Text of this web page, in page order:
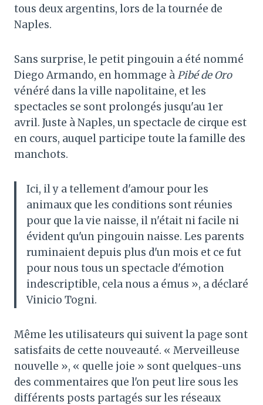
tous deux argentins, lors de la tournée de
Naples.
Sans surprise, le petit pingouin a été nommé
Diego Armando, en hommage àPibé de Oro
vénéré dans la ville napolitaine, et les
spectacles se sont prolongés jusqu'au 1er
avril. Juste à Naples, un spectacle de cirque est
en cours, auquel participe toute la famille des
manchots.
Ici, il y a tellement d'amour pour les
animaux que les conditions sont réunies
pour que la vie naisse, il n'était ni facile ni
évident qu'un pingouin naisse. Les parents
ruminaient depuis plus d'un mois et ce fut
pour nous tous un spectacle d'émotion
indescriptible, cela nous a émus », a déclaré
Vinicio Togni.
Même les utilisateurs qui suivent la page sont
satisfaits de cette nouveauté. « Merveilleuse
nouvelle », « quelle joie » sont quelques-uns
des commentaires que l'on peut lire sous les
différents posts partagés sur les réseaux